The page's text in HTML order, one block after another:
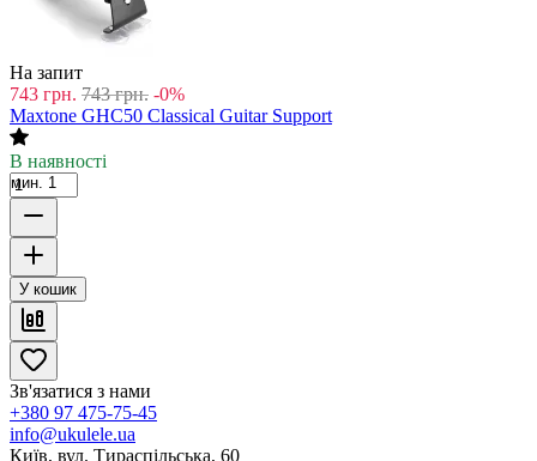
На запит
743 грн. 743 грн. -0%
Maxtone GHC50 Classical Guitar Support
В наявності
мин. 1
У кошик
Зв'язатися з нами
+380 97 475-75-45
info@ukulele.ua
Київ, вул. Тираспільська, 60